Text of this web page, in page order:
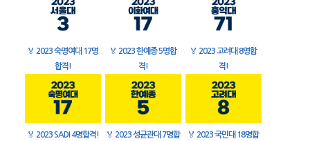
🏅 2023 숙명여대 17명
합격!
🏅 2023 한예종 5명합
격!
🏅 2023 고려대 8명합
격!
🏅 2023 SADI 4명합격! 🏅 2023 성균관대 7명합
🏅 2023 국민대 18명합